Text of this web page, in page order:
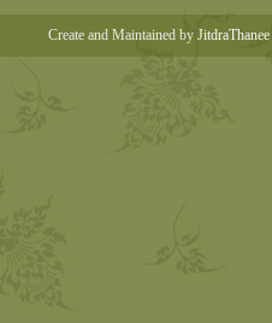
Create and Maintained by JitdraThanee